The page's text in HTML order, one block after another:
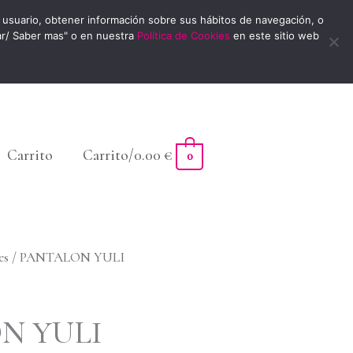
Carrito Carrito/0.00€ 0
/ PANTALON YULI
YULI
obtener información sobre sus hábitos de navegación, o
Saber mas" o en nuestra Política de Cookies en este sitio web